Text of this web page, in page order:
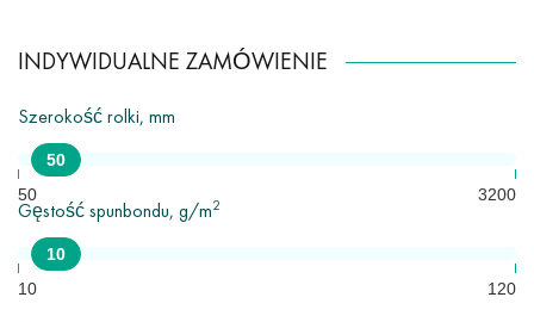
szerokość wstęgi szerokość płótna od 50 mm do 3200 mm;
Dodatkowo istnieje możliwość indywidualnego docięcia ostrza od 50
mm do 3200 mm.
Główne gałęzie przemysłu wykorzystujące spunbond to medycyna,
produkcja mebli, rolnictwo, przemysł, budownictwo, produkty higieniczne
itp.
INDYWIDUALNE ZAMÓWIENIE
Szerokość rolki, mm
50
50
3200
Gęstość spunbondu, g/m2
10
10
120